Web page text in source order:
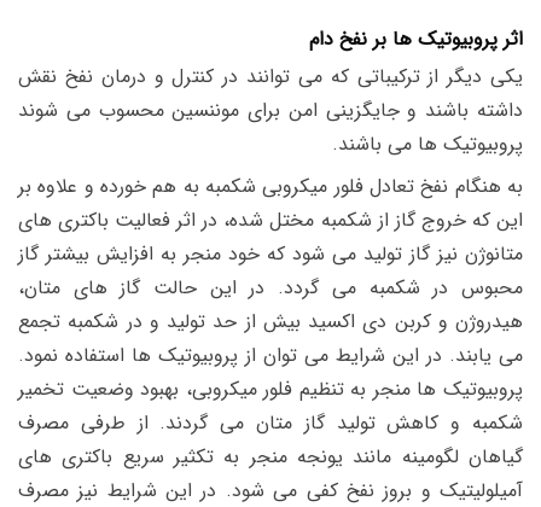
اثر پروبیوتیک ها بر نفخ دام
یکی دیگر از ترکیباتی که می توانند در کنترل و درمان نفخ نقش
داشته باشند و جایگزینی امن برای موننسین محسوب می شوند
پروبیوتیک ها می باشند.
به هنگام نفخ تعادل فلور میکروبی شکمبه به هم خورده و علاوه بر
این که خروج گاز از شکمبه مختل شده، در اثر فعالیت باکتری های
متانوژن نیز گاز تولید می شود که خود منجر به افزایش بیشتر گاز
محبوس در شکمبه می گردد. در این حالت گاز های متان،
هیدروژن و کربن دی اکسید بیش از حد تولید و در شکمبه تجمع
می یابند. در این شرایط می توان از پروبیوتیک ها استفاده نمود.
پروبیوتیک ها منجر به تنظیم فلور میکروبی، بهبود وضعیت تخمیر
شکمبه و کاهش تولید گاز متان می گردند. از طرفی مصرف
گیاهان لگومینه مانند یونجه منجر به تکثیر سریع باکتری های
آمیلولیتیک و بروز نفخ کفی می شود. در این شرایط نیز مصرف